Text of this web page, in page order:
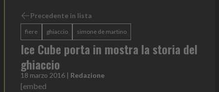
Precedente in lista
fiere ghiaccio simone de martino
Ice Cube porta in mostra la storia del
ghiaccio
18 marzo 2016 | Redazione
[embed